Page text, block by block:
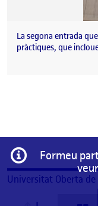
La segona entrada
pràctiques, que
Informació
Formeu
Universitat Oberta